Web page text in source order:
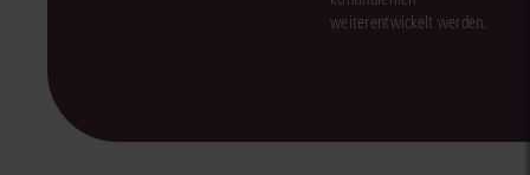
weiterentwickelt werden.